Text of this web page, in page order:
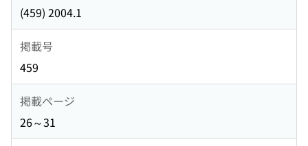
(459) 2004.1
掲載号
459
掲載ページ
26～31